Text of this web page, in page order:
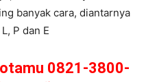
banyak cara, diantarnya
P dan E
0821-3800-